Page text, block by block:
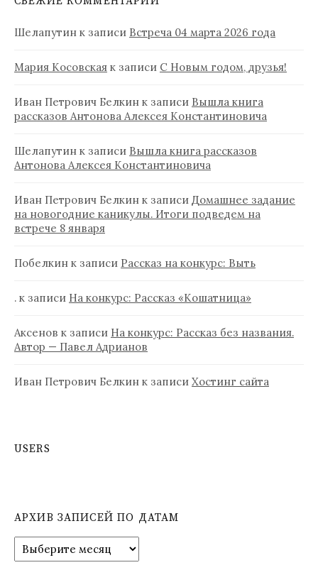
Шелапутин к записи Встреча 04 марта 2026 года
Мария Косовская к записи С Новым годом, друзья!
Иван Петрович Белкин к записи Вышла книга
рассказов Антонова Алексея Константиновича
Шелапутин к записи Вышла книга рассказов
Антонова Алексея Константиновича
Иван Петрович Белкин к записи Домашнее задание
на новогодние каникулы. Итоги подведем на
встрече 8 января
Побелкин к записи Рассказ на конкурс: Выть
. к записи На конкурс: Рассказ «Кошатница»
Аксенов к записи На конкурс: Рассказ без названия.
Автор — Павел Адрианов
Иван Петрович Белкин к записи Хостинг сайта
USERS
АРХИВ ЗАПИСЕЙ ПО ДАТАМ
р